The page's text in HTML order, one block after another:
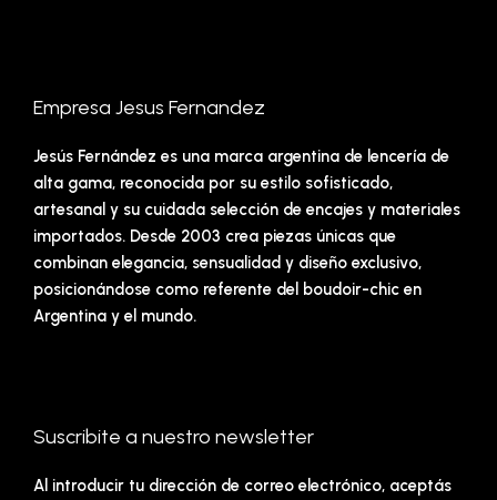
Empresa Jesus Fernandez
Jesús Fernández es una marca argentina de lencería de
alta gama, reconocida por su estilo sofisticado,
artesanal y su cuidada selección de encajes y materiales
importados. Desde 2003 crea piezas únicas que
combinan elegancia, sensualidad y diseño exclusivo,
posicionándose como referente del boudoir-chic en
Argentina y el mundo.
Suscribite a nuestro newsletter
Al introducir tu dirección de correo electrónico, aceptás